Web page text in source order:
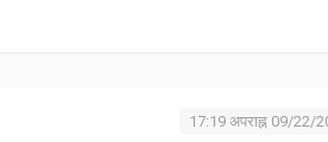
17:19 अपराह्न 09/22/